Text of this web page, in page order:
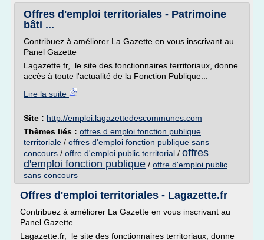
Offres d'emploi territoriales - Patrimoine
bâti ...
Contribuez à améliorer La Gazette en vous inscrivant au
Panel Gazette
Lagazette.fr, le site des fonctionnaires territoriaux, donne
accès à toute l'actualité de la Fonction Publique...
Lire la suite
Site : http://emploi.lagazettedescommunes.com
Thèmes liés : offres d emploi fonction publique
territoriale / offres d'emploi fonction publique sans
concours / offre d'emploi public territorial / offres
d'emploi fonction publique / offre d'emploi public
sans concours
Offres d'emploi territoriales - Lagazette.fr
Contribuez à améliorer La Gazette en vous inscrivant au
Panel Gazette
Lagazette.fr, le site des fonctionnaires territoriaux, donne